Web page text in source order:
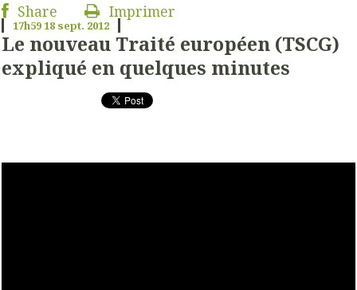
Share Imprimer
17h5918 sept. 2012
Le nouveau Traité européen (TSCG)
expliqué en quelques minutes